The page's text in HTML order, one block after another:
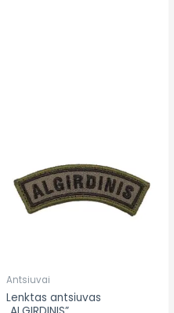
Antsiuvai
Lenktas antsiuvas